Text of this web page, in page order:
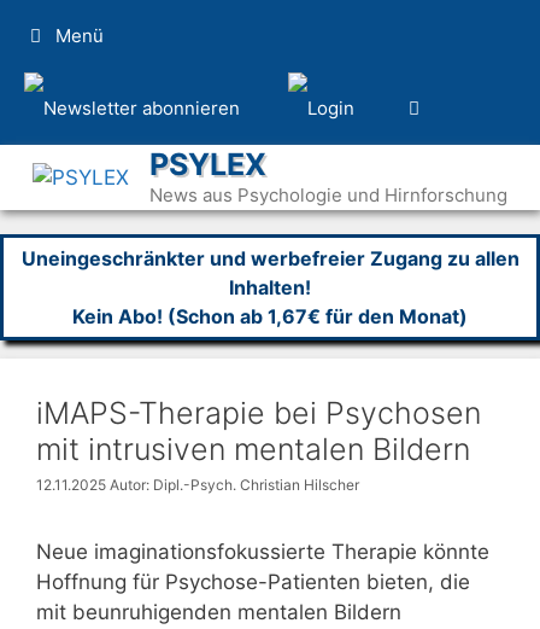
Inhalt
springen
Menü
PSYLEX
News aus Psychologie und Hirnforschung
Uneingeschränkter und werbefreier Zugang zu allen
Inhalten!
Kein Abo! (Schon ab 1,67€ für den Monat)
iMAPS-Therapie bei Psychosen
mit intrusiven mentalen Bildern
12.11.2025 Autor: Dipl.-Psych. Christian Hilscher
Neue imaginationsfokussierte Therapie könnte
Hoffnung für Psychose-Patienten bieten, die
mit beunruhigenden mentalen Bildern